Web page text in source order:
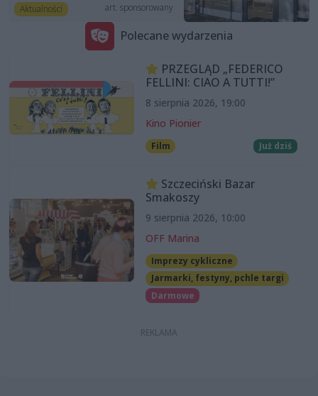
Aktualności art. sponsorowany
Polecane wydarzenia
PRZEGLĄD „FEDERICO
FELLINI: CIAO A TUTTI!”
8 sierpnia 2026, 19:00
Kino Pionier
Film Już dziś
Szczeciński Bazar
Smakoszy
9 sierpnia 2026, 10:00
OFF Marina
Imprezy cykliczne
Jarmarki, festyny, pchle targi
Darmowe